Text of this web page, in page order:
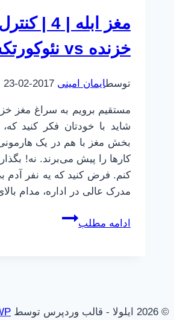
مغز ابله |
خزنده vs نئوکورتکس
توسطایمان امینی 2017-02-23
مستقیم برویم به سراغ مغز
شاید با خودتان فکر کنید
بخش مغز با هم در یک
کارها را پیش می‌برند. نه!
کنم. فرض کنید که یه نفر آدم
مدرک عالی در اداره، مدام
ادامه مطلب
مغز
مغز
© 2026 ایلولا - قالب وردپرس توسط